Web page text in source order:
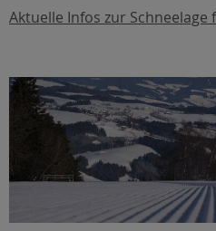
Aktuelle Infos zur Schneelage